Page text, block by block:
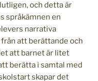
och detta är
språkämnen en
narrativa
att berättande och
att barnet är litet
berätta i samtal med
skapar det